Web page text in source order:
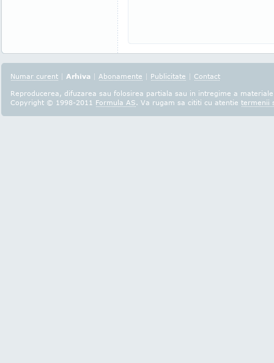
Numar curent | Arhiva | Abonamente | Publicitate | Contact
Reproducerea, difuzarea sau folosirea partiala sau in intregime a
Copyright © 1998-2011 Formula AS. Va rugam sa cititi cu atentie termenii